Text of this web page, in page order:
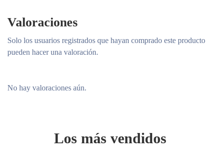
Valoraciones
No hay valoraciones aún.
Solo los usuarios registrados que hayan comprado este producto
pueden hacer una valoración.
Los más vendidos